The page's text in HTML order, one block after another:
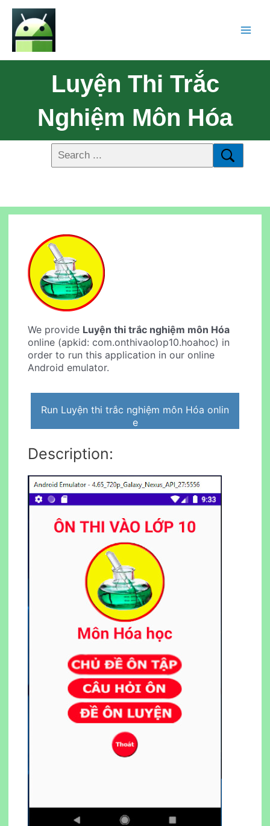
Luyện Thi Trắc
Nghiệm Môn Hóa
We provide Luyện thi trắc nghiệm môn Hóa
online (apkid: com.onthivaolop10.hoahoc) in
order to run this application in our online
Android emulator.
Run Luyện thi trắc nghiệm môn Hóa onlin
e
Description: